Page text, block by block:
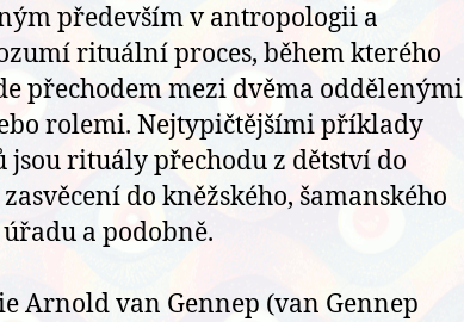
především v antropologii a
rituální proces, během kterého
přechodem mezi dvěma oddělenými
rolemi. Nejtypičtějšími příklady
rituály přechodu z dětství do
do kněžského, šamanského
a podobně.
Arnold van Gennep (van Gennep